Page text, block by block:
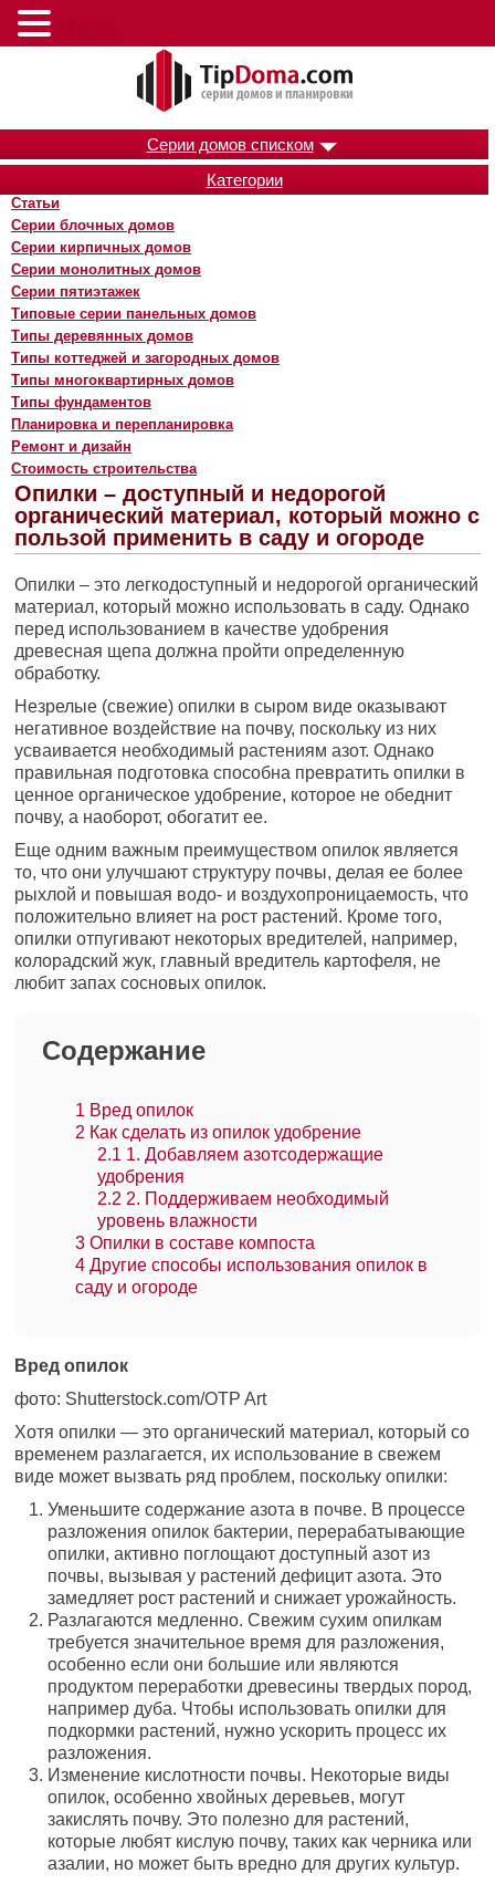
Серии домов списком
Категории
Статьи
Серии блочных домов
Серии кирпичных домов
Серии монолитных домов
Серии пятиэтажек
Типовые серии панельных домов
Типы деревянных домов
Типы коттеджей и загородных домов
Типы многоквартирных домов
Типы фундаментов
Планировка и перепланировка
Ремонт и дизайн
Стоимость строительства
Опилки – доступный и недорогой
органический материал, который можно с
пользой применить в саду и огороде
Опилки – это легкодоступный и недорогой органический
материал, который можно использовать в саду. Однако
перед использованием в качестве удобрения
древесная щепа должна пройти определенную
обработку.
Незрелые (свежие) опилки в сыром виде оказывают
негативное воздействие на почву, поскольку из них
усваивается необходимый растениям азот. Однако
правильная подготовка способна превратить опилки в
ценное органическое удобрение, которое не обеднит
почву, а наоборот, обогатит ее.
Еще одним важным преимуществом опилок является
то, что они улучшают структуру почвы, делая ее более
рыхлой и повышая водо- и воздухопроницаемость, что
положительно влияет на рост растений. Кроме того,
опилки отпугивают некоторых вредителей, например,
колорадский жук, главный вредитель картофеля, не
любит запах сосновых опилок.
Содержание
1 Вред опилок
2 Как сделать из опилок удобрение
2.1 1. Добавляем азотсодержащие
удобрения
2.2 2. Поддерживаем необходимый
уровень влажности
3 Опилки в составе компоста
4 Другие способы использования опилок в
саду и огороде
Вред опилок
фото: Shutterstock.com/OTP Art
Хотя опилки — это органический материал, который со
временем разлагается, их использование в свежем
виде может вызвать ряд проблем, поскольку опилки:
Уменьшите содержание азота в почве. В процессе
разложения опилок бактерии, перерабатывающие
опилки, активно поглощают доступный азот из
почвы, вызывая у растений дефицит азота. Это
замедляет рост растений и снижает урожайность.
Разлагаются медленно. Свежим сухим опилкам
требуется значительное время для разложения,
особенно если они большие или являются
продуктом переработки древесины твердых пород,
например дуба. Чтобы использовать опилки для
подкормки растений, нужно ускорить процесс их
разложения.
Изменение кислотности почвы. Некоторые виды
опилок, особенно хвойных деревьев, могут
закислять почву. Это полезно для растений,
которые любят кислую почву, таких как черника или
азалии, но может быть вредно для других культур.